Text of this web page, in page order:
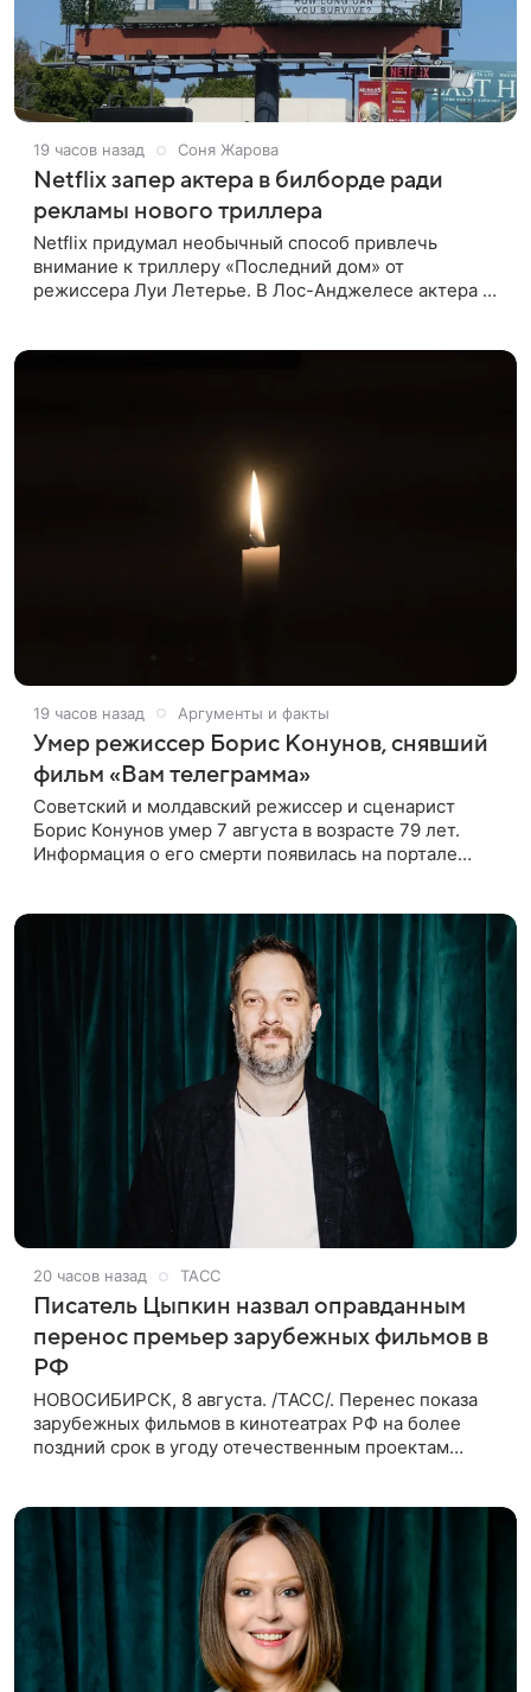
19 часов назад Соня Жарова
Netflix запер актера в билборде ради
рекламы нового триллера
Netflix придумал необычный способ привлечь
внимание к триллеру «Последний дом» от
режиссера Луи Летерье. В Лос-Анджелесе актера на
19 часов назад Аргументы и факты
Умер режиссер Борис Конунов, снявший
фильм «Вам телеграмма»
Советский и молдавский режиссер и сценарист
Борис Конунов умер 7 августа в возрасте 79 лет.
Информация о его смерти появилась на портале
20 часов назад ТАСС
Писатель Цыпкин назвал оправданным
перенос премьер зарубежных фильмов в
РФ
НОВОСИБИРСК, 8 августа. /ТАСС/. Перенес показа
зарубежных фильмов в кинотеатрах РФ на более
поздний срок в угоду отечественным проектам